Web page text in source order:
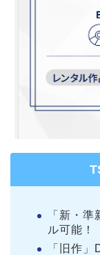
「新・
ル可能！
「旧作